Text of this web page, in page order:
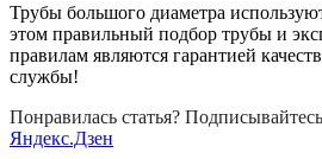
Трубы большого диаметра
этом правильный подбор трубы и
правилам являются гарантией
службы!
Понравилась статья?
Яндекс.Дзен